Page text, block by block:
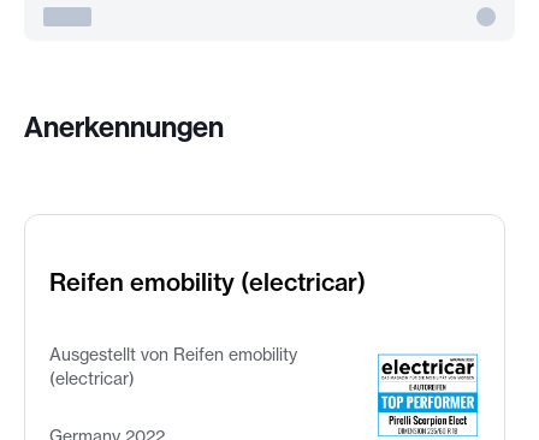
Anerkennungen
Reifen emobility (electricar)
Ausgestellt von Reifen emobility
(electricar)
Germany 2022